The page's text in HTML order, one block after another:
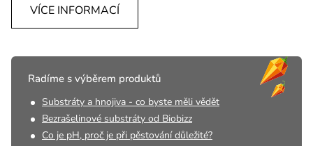
VÍCE INFORMACÍ
Radíme s výběrem produktů
Substráty a hnojiva - co byste měli vědět
Bezrašelinové substráty od Biobizz
Co je pH, proč je při pěstování důležité?